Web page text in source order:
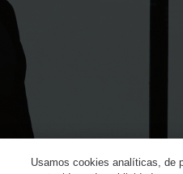
Usamos cookies analíticas, de